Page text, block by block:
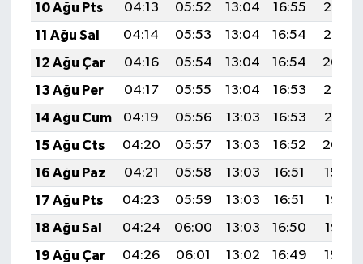
10 Ağu Pts
04:13 05:52 13:04 16:55
20:07
11 Ağu Sal
04:14 05:53 13:04 16:54
20:05
12 Ağu Çar
04:16 05:54 13:04 16:54
20:04
13 Ağu Per
04:17 05:55 13:04 16:53
20:03
14 Ağu Cum
04:19 05:56 13:03 16:53
20:01
15 Ağu Cts
04:20 05:57 13:03 16:52
20:00
16 Ağu Paz
04:21 05:58 13:03 16:51
19:59
17 Ağu Pts
04:23 05:59 13:03 16:51
19:57
18 Ağu Sal
04:24 06:00 13:03 16:50
19:56
19 Ağu Çar
04:26 06:01 13:02 16:49
19:54